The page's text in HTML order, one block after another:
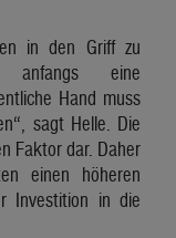
in den Griff zu
anfangs eine
Hand muss
sagt Helle. Die
Faktor dar. Daher
einen höheren
Investition in die